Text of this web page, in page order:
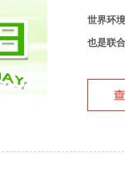
世界环
也是联